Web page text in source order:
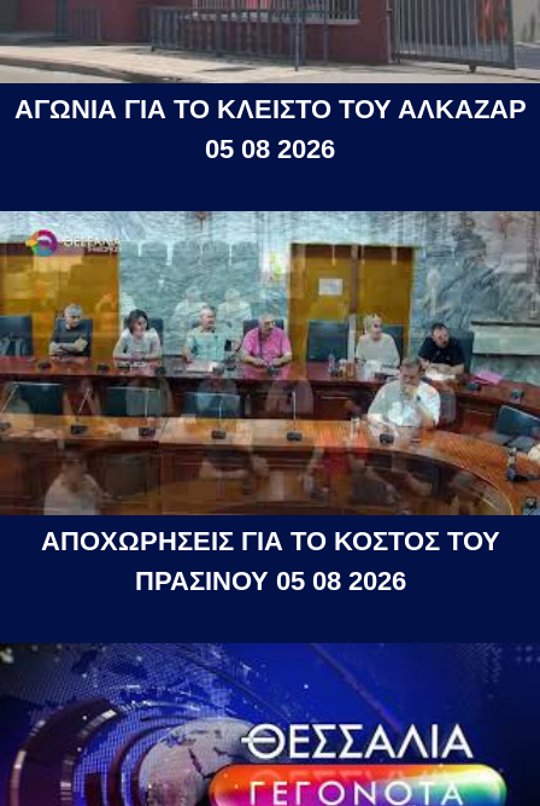
ΑΓΩΝΙΑ ΓΙΑ ΤΟ ΚΛΕΙΣΤΟ ΤΟΥ ΑΛΚΑΖΑΡ
05 08 2026
ΑΠΟΧΩΡΗΣΕΙΣ ΓΙΑ ΤΟ ΚΟΣΤΟΣ ΤΟΥ
ΠΡΑΣΙΝΟΥ 05 08 2026